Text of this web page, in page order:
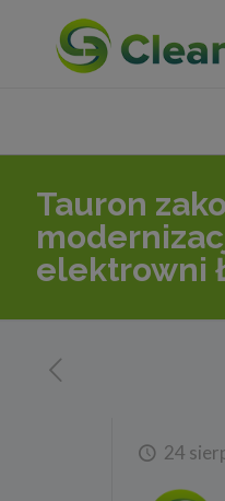
Tauron
elektrowni
24